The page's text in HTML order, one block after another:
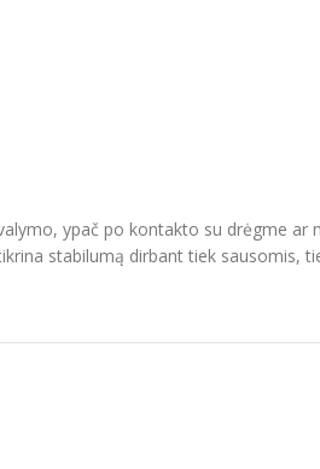
ypač po kontakto su drėgme ar
stabilumą dirbant tiek sausomis,